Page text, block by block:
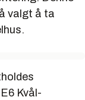
valgt å ta
Kvål-